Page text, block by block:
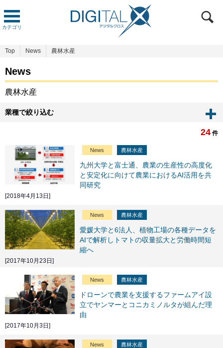
カテゴリ
Top News 農林水産
News
農林水産
業種で絞り込む
24 件
News 農林水産
九州大学と富士通、農業の生産性の高度化
と安定化に向けて農業におけるAI活用を共
同研究
[2018年4月13日]
News 農林水産
愛媛大学と6法人、植物工場の各種データを
AIで解析しトマトの収量拡大と労働時間短
縮へ
[2017年10月23日]
News 農林水産
ドローンで農業を支援するファームアイ設
立でヤンマーとコニカミノルタが組んだ理
由
[2017年10月3日]
News 農林水産